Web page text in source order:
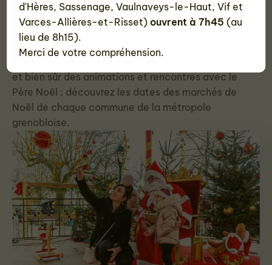
d'Hères, Sassenage, Vaulnaveys-le-Haut, Vif et
Varces-Allières-et-Risset) ouvrent à 7h45(au
lieu de 8h15).
Merci de votre compréhension.
Artisans, créateurs locaux, cadeaux, gastronomie,
et bien sûr des animations et rencontres avec le
Père Noël : découvrez les dates des marchés de
Noël de chaque commune de la métropole
grenobloise.